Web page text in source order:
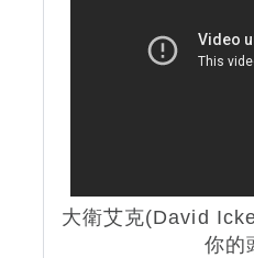
大衛艾克(David
你的